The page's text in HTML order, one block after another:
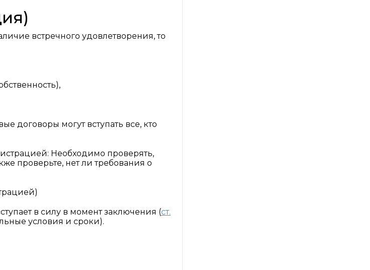
встречного удовлетворения, то
договоры могут вступать все, кто
Необходимо проверять,
проверьте, нет ли требования о
в силу в момент заключения (ст.
условия и сроки).